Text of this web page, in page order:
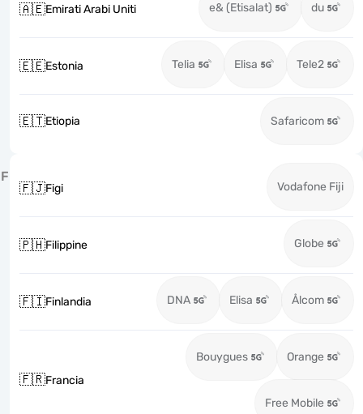
🇦🇪Emirati Arabi Uniti e& (Etisalat) du
🇪🇪Estonia Telia Elisa Tele2
🇪🇹Etiopia Safaricom
F
🇫🇯Figi Vodafone Fiji
🇵🇭Filippine Globe
🇫🇮Finlandia DNA Elisa Ålcom
🇫🇷Francia
Bouygues Orange
Free Mobile